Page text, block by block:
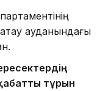
ауданындағы
тұрғын